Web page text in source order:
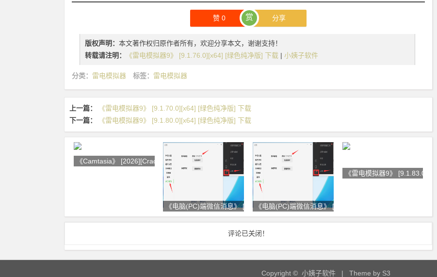
赞 0 赏 分享
版权声明：本文著作权归原作者所有，欢迎分享本文，谢谢支持！
转载请注明：
《雷电模拟器9》 [9.1.76.0][x64] [绿色纯净版] 下载 | 小姨子软件
分类： 雷电模拟器 标签： 雷电模拟器
上一篇：
《雷电模拟器9》 [9.1.70.0][x64] [绿色纯净版] 下载
下一篇：
《雷电模拟器9》 [9.1.80.0][x64] [绿色纯净版] 下载
《Camtasia》 [2026][Crack] 下
《电脑(PC)端微信消息》 [多开 《电脑(PC)端微信消息》 [多开
《雷电模拟器9》 [9.1.83.0][x64
评论已关闭！
Copyright © 小姨子软件 | Theme by S3